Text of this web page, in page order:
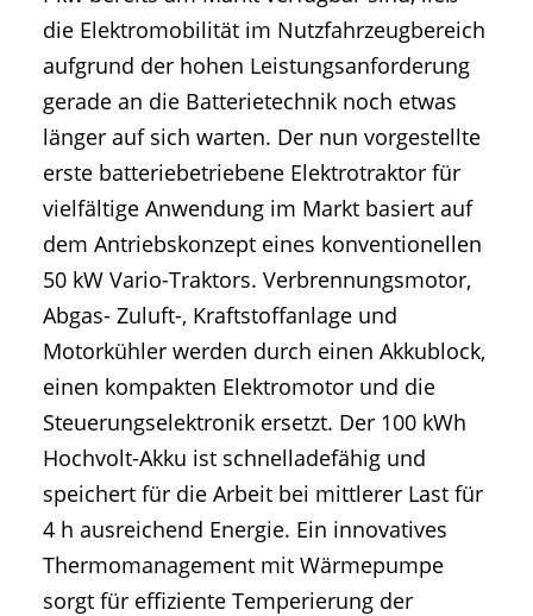
die Elektromobilität im Nutzfahrzeugbereich
aufgrund der hohen Leistungsanforderung
gerade an die Batterietechnik noch etwas
länger auf sich warten. Der nun vorgestellte
erste batteriebetriebene Elektrotraktor für
vielfältige Anwendung im Markt basiert auf
dem Antriebskonzept eines konventionellen
50 kW Vario-Traktors. Verbrennungsmotor,
Abgas- Zuluft-, Kraftstoffanlage und
Motorkühler werden durch einen Akkublock,
einen kompakten Elektromotor und die
Steuerungselektronik ersetzt. Der 100 kWh
Hochvolt-Akku ist schnelladefähig und
speichert für die Arbeit bei mittlerer Last für
4 h ausreichend Energie. Ein innovatives
Thermomanagement mit Wärmepumpe
sorgt für effiziente Temperierung der